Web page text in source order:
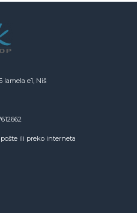
e1, Niš
ili preko interneta